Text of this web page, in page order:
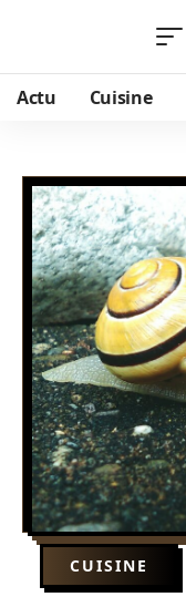
Actu Cuisine
CUISINE